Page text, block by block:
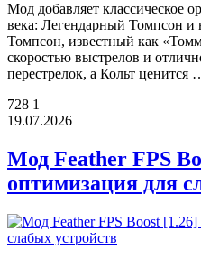
Мод добавляет классическое
века: Легендарный Томпсон и
Томпсон, известный как
скоростью выстрелов и
перестрелок, а Кольт ценится
728 1
19.07.2026
Мод Feather FPS
оптимизация для